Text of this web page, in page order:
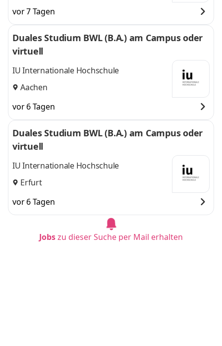
vor 7 Tagen
Duales Studium BWL (B.A.) am Campus oder
virtuell
IU Internationale Hochschule
Aachen
vor 6 Tagen
Duales Studium BWL (B.A.) am Campus oder
virtuell
IU Internationale Hochschule
Erfurt
vor 6 Tagen
Jobszu dieser Suche per Mail erhalten